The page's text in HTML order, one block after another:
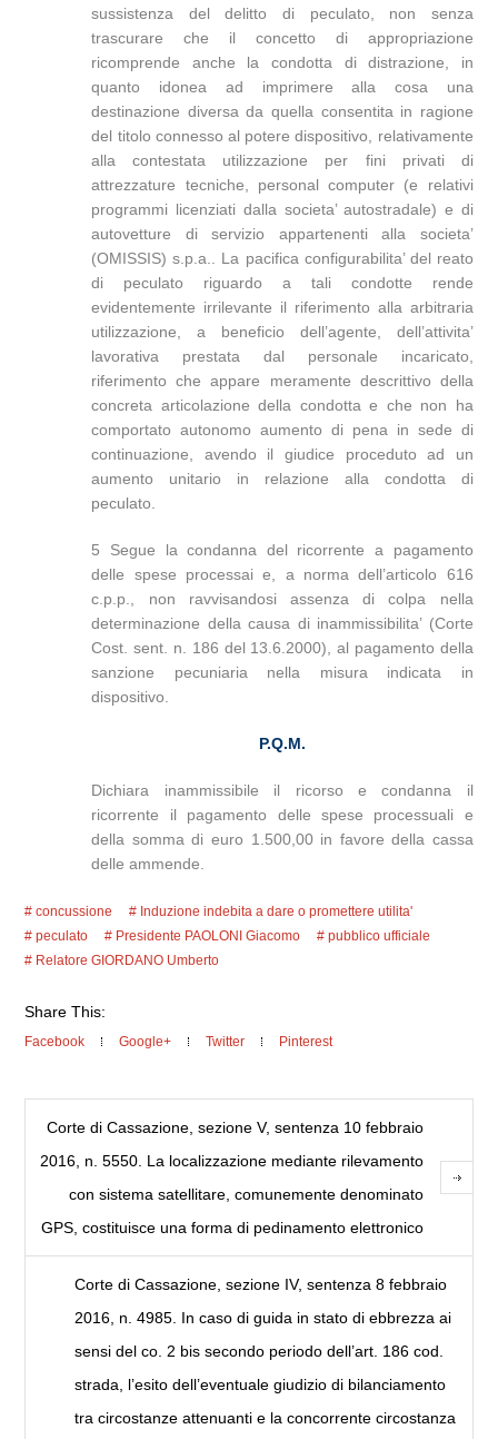
sussistenza del delitto di peculato, non senza
trascurare che il concetto di appropriazione
ricomprende anche la condotta di distrazione, in
quanto idonea ad imprimere alla cosa una
destinazione diversa da quella consentita in ragione
del titolo connesso al potere dispositivo, relativamente
alla contestata utilizzazione per fini privati di
attrezzature tecniche, personal computer (e relativi
programmi licenziati dalla societa’ autostradale) e di
autovetture di servizio appartenenti alla societa’
(OMISSIS) s.p.a.. La pacifica configurabilita’ del reato
di peculato riguardo a tali condotte rende
evidentemente irrilevante il riferimento alla arbitraria
utilizzazione, a beneficio dell’agente, dell’attivita’
lavorativa prestata dal personale incaricato,
riferimento che appare meramente descrittivo della
concreta articolazione della condotta e che non ha
comportato autonomo aumento di pena in sede di
continuazione, avendo il giudice proceduto ad un
aumento unitario in relazione alla condotta di
peculato.
5 Segue la condanna del ricorrente a pagamento
delle spese processai e, a norma dell’articolo 616
c.p.p., non ravvisandosi assenza di colpa nella
determinazione della causa di inammissibilita’ (Corte
Cost. sent. n. 186 del 13.6.2000), al pagamento della
sanzione pecuniaria nella misura indicata in
dispositivo.
P.Q.M.
Dichiara inammissibile il ricorso e condanna il
ricorrente il pagamento delle spese processuali e
della somma di euro 1.500,00 in favore della cassa
delle ammende.
concussione
Induzione indebita a dare o promettere utilita'
peculato
Presidente PAOLONI Giacomo
pubblico ufficiale
Relatore GIORDANO Umberto
Share This:
Facebook Google+ Twitter Pinterest
Corte di Cassazione, sezione V, sentenza 10 febbraio
2016, n. 5550. La localizzazione mediante rilevamento
con sistema satellitare, comunemente denominato
GPS, costituisce una forma di pedinamento elettronico
Corte di Cassazione, sezione IV, sentenza 8 febbraio
2016, n. 4985. In caso di guida in stato di ebbrezza ai
sensi del co. 2 bis secondo periodo dell’art. 186 cod.
strada, l’esito dell’eventuale giudizio di bilanciamento
tra circostanze attenuanti e la concorrente circostanza